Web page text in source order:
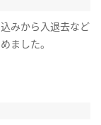
みから入退去など
ました。